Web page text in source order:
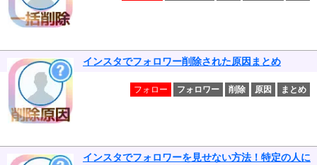
インスタでフォロワー削除された原因まとめ
フォロー フォロワー 削除 原因 まとめ
インスタでフォロワーを見せない方法！特定の人に